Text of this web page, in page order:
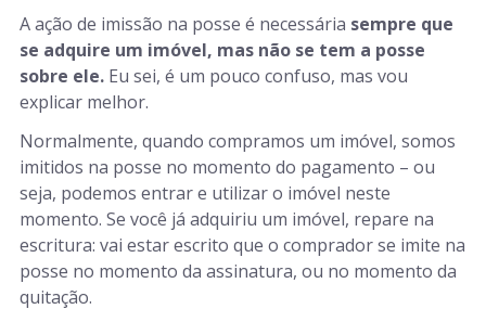
A ação de imissão na posse é necessária sempre que
se adquire um imóvel, mas não se tem a posse
sobre ele. Eu sei, é um pouco confuso, mas vou
explicar melhor.
Normalmente, quando compramos um imóvel, somos
imitidos na posse no momento do pagamento – ou
seja, podemos entrar e utilizar o imóvel neste
momento. Se você já adquiriu um imóvel, repare na
escritura: vai estar escrito que o comprador se imite na
posse no momento da assinatura, ou no momento da
quitação.